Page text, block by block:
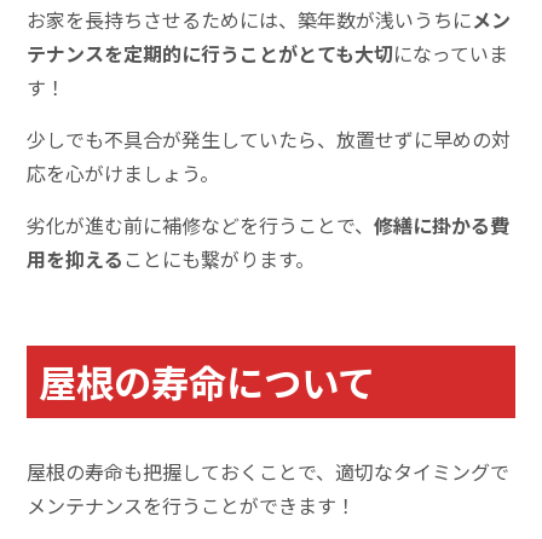
お家を長持ちさせるためには、築年数が浅いうちにメン
テナンスを定期的に行うことがとても大切になっていま
す！
少しでも不具合が発生していたら、放置せずに早めの対
応を心がけましょう。
劣化が進む前に補修などを行うことで、修繕に掛かる費
用を抑える ことにも繋がります。
屋根の寿命について
屋根の寿命も把握しておくことで、適切なタイミングで
メンテナンスを行うことができます！